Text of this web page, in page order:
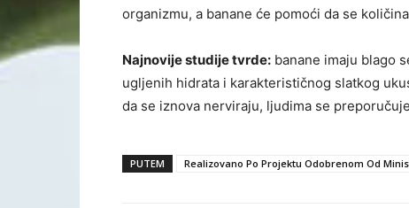
organizmu, a banane će pomoći da se
Najnovije studije tvrde: banane imaju blago
ugljenih hidrata i karakterističnog slatkog
da se iznova nerviraju, ljudima se
PUTEM Realizovano Po Projektu Odobrenom Od